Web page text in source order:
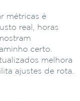
métricas é
real, horas
certo.
melhora
ajustes de rota.